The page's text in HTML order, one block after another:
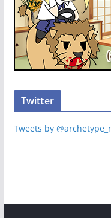
Twitter
Tweets by